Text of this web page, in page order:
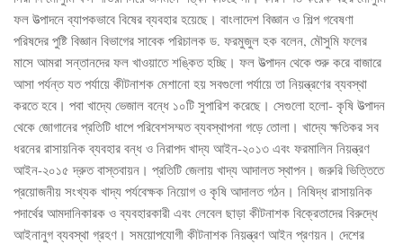
ফল উত্পাদনে ব্যাপকভাবে বিষের ব্যবহার হয়েছে। বাংলাদেশ বিজ্ঞান ও শিল্প গবেষণা
পরিষদের পুষ্টি বিজ্ঞান বিভাগের সাবেক পরিচালক ড. ফরমুজুল হক বলেন, মৌসুমি ফলের
মাসে আমরা সন্তানদের ফল খাওয়াতে শঙ্কিত হচ্ছি। ফল উত্পাদন থেকে শুরু করে বাজারে
আসা পর্যন্ত যত পর্যায়ে কীটনাশক মেশানো হয় সবগুলো পর্যায়ে তা নিয়ন্ত্রণের ব্যবস্থা
করতে হবে। পবা খাদ্যে ভেজাল বন্ধে ১০টি সুপারিশ করেছে। সেগুলো হলো- কৃষি উত্পাদন
থেকে জোগানের প্রতিটি ধাপে পরিবেশসম্মত ব্যবস্থাপনা গড়ে তোলা। খাদ্যে ক্ষতিকর সব
ধরনের রাসায়নিক ব্যবহার বন্ধ ও নিরাপদ খাদ্য আইন-২০১৩ এবং ফরমালিন নিয়ন্ত্রণ
আইন-২০১৫ দ্রুত বাস্তবায়ন। প্রতিটি জেলায় খাদ্য আদালত স্থাপন। জরুরি ভিত্তিতে
প্রয়োজনীয় সংখ্যক খাদ্য পর্যবেক্ষক নিয়োগ ও কৃষি আদালত গঠন। নিষিদ্ধ রাসায়নিক
পদার্থের আমদানিকারক ও ব্যবহারকারী এবং লেবেল ছাড়া কীটনাশক বিক্রেতাদের বিরুদ্ধে
আইনানুগ ব্যবস্থা গ্রহণ। সময়োপযোগী কীটনাশক নিয়ন্ত্রণ আইন প্রণয়ন। দেশের